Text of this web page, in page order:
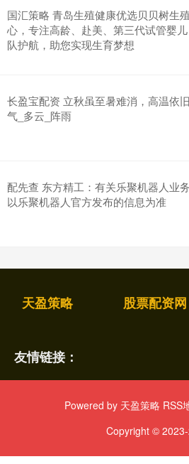
国汇策略 青岛生殖健康优选贝贝树生
心，专注高龄、赴美、第三代试管婴
队护航，助您实现生育梦想
长盈宝配资 立秋虽至暑难消，高温依
气_多云_阵雨
配先查 东方精工：有关乐聚机器人业
以乐聚机器人官方发布的信息为准
天盈策略 股票配资网
友情链接：
Powered by 天盈策略 RSS
Copyright ©